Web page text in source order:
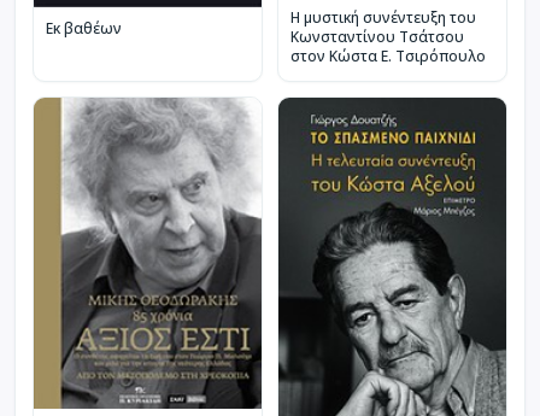
Εκ βαθέων
Η μυστική συνέντευξη του
Κωνσταντίνου Τσάτσου
στον Κώστα Ε. Τσιρόπουλο